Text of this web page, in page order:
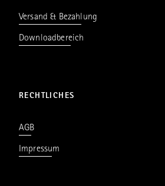
Versand & Bezahlung
Downloadbereich
RECHTLICHES
AGB
Impressum